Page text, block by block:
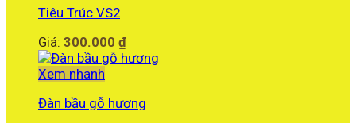
Tiêu Trúc VS2
Giá: 300.000 ₫
Xem nhanh
Đàn bầu gỗ hương